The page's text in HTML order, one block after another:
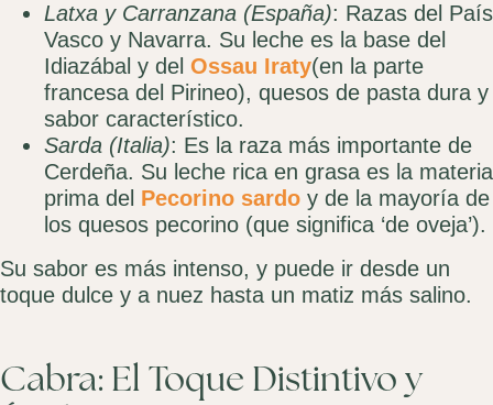
Latxa y Carranzana (España): Razas del País
Vasco y Navarra. Su leche es la base del
Idiazábal y del Ossau Iraty(en la parte
francesa del Pirineo), quesos de pasta dura y
sabor característico.
Sarda (Italia): Es la raza más importante de
Cerdeña. Su leche rica en grasa es la materia
prima del Pecorino sardo y de la mayoría de
los quesos pecorino (que significa ‘de oveja’).
Su sabor es más intenso, y puede ir desde un
toque dulce y a nuez hasta un matiz más salino.
Cabra: El Toque Distintivo y